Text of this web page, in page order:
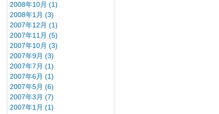
2008年10月 (1)
2008年1月 (3)
2007年12月 (1)
2007年11月 (5)
2007年10月 (3)
2007年9月 (3)
2007年7月 (1)
2007年6月 (1)
2007年5月 (6)
2007年3月 (7)
2007年1月 (1)